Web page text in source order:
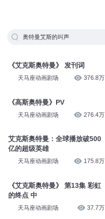
奥特曼艾斯的叫声
《艾克斯奥特曼》 发刊词
天马座动画剧场 376.8万
《高斯奥特曼》PV
天马座动画剧场 276.4万
艾克斯奥特曼：全球播放破500
亿的超级英雄
天马座动画剧场 175.8万
《艾克斯奥特曼》 第13集 彩虹
的终点 中
天马座动画剧场 37.7万